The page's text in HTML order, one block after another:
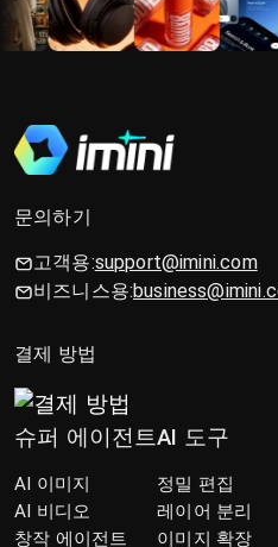
문의하기
고객용:support@imini.com
비즈니스용:
결제 방법
슈퍼 에이전트
AI 이미지
AI 비디오
창작 에이전트
AI 도구
정밀 편집
레이어 분리
이미지 확장